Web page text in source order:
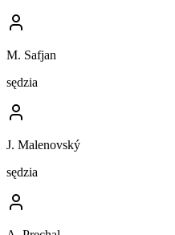
M. Safjan
sędzia
J. Malenovský
sędzia